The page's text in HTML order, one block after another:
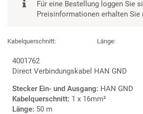
Für eine Bestellung loggen Sie
Preisinformationen erhalten Sie
Kabelquerschnitt: Länge:
4001762
Direct Verbindungskabel HAN GND
Stecker Ein- und Ausgang: HAN GND
Kabelquerschnitt: 1 x 16mm²
Länge: 50 m